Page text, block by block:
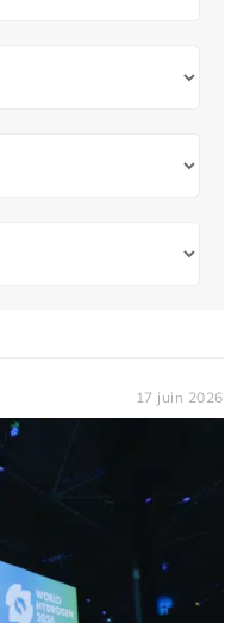
17 juin 2026